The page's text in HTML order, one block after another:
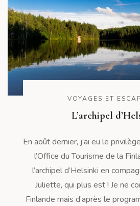
VOYAGES ET
L’archipel
En août dernier, j’ai eu le
l’Office du Tourisme de la
l’archipel d’Helsinki en
Juliette, qui plus est ! Je ne
Finlande mais d’après le